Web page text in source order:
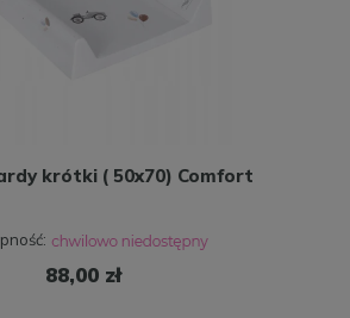
krótki ( 50x70) Comfort
88,00 zł